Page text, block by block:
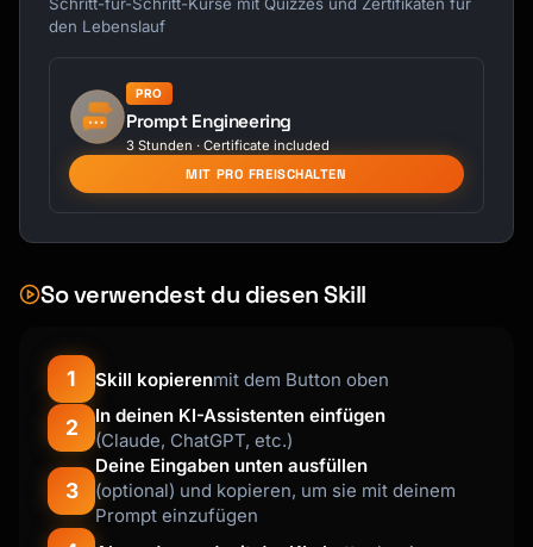
### Request Email
Hi [Name],
I hope this message finds you well. I'm
Context: [Brief background]
• [Item 1]
• [Item 2]
• [Item 3]
Would you be able to [action] by [date]?
Please let me know if you need any additional
den Lebenslauf
PRO
Prompt Engineering
3 Stunden · Certificate included
MIT PRO FREISCHALTEN
So verwendest du diesen Skill
1 Skill kopierenmit dem Button oben
2
In deinen KI-Assistenten einfügen
(Claude, ChatGPT, etc.)
3
Deine Eingaben unten ausfüllen
(optional) und kopieren, um sie mit deinem
Prompt einzufügen